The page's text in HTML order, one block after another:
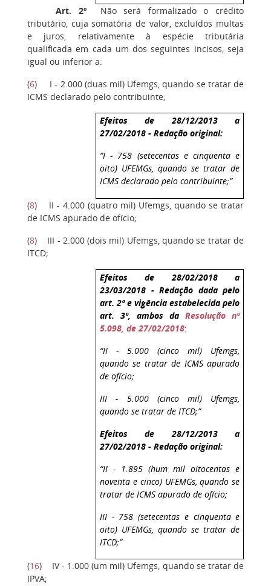
Art. 2ºNão será formalizado o crédito
tributário, cuja somatória de valor, excluídos multas
e juros, relativamente à espécie tributária
qualificada em cada um dos seguintes incisos, seja
igual ou inferior a:
(6)
I - 2.000 (duas mil) Ufemgs, quando se tratar de
ICMS declarado pelo contribuinte;
Efeitos de 28/12/2013 a
27/02/2018 - Redação original:
“I - 758 (setecentas e cinquenta e
oito) UFEMGs, quando se tratar de
ICMS declarado pelo contribuinte;”
(8)
II - 4.000 (quatro mil) Ufemgs, quando se tratar
de ICMS apurado de ofício;
(8)
III - 2.000 (dois mil) Ufemgs, quando se tratar de
ITCD;
Efeitos de 28/02/2018 a
23/03/2018 - Redação dada pelo
art. 2º e vigência estabelecida pelo
art. 3º, ambos daResolução nº
5.098, de 27/02/2018:
“II - 5.000 (cinco mil) Ufemgs,
quando se tratar de ICMS apurado
de ofício;
III - 5.000 (cinco mil) Ufemgs,
quando se tratar de ITCD;”
Efeitos de 28/12/2013 a
27/02/2018 - Redação original:
“II - 1.895 (hum mil oitocentas e
noventa e cinco) UFEMGs, quando se
tratar de ICMS apurado de ofício;
III - 758 (setecentas e cinquenta e
oito) UFEMGs, quando se tratar de
ITCD;”
(16)
IV - 1.000 (um mil) Ufemgs, quando se tratar de
IPVA;